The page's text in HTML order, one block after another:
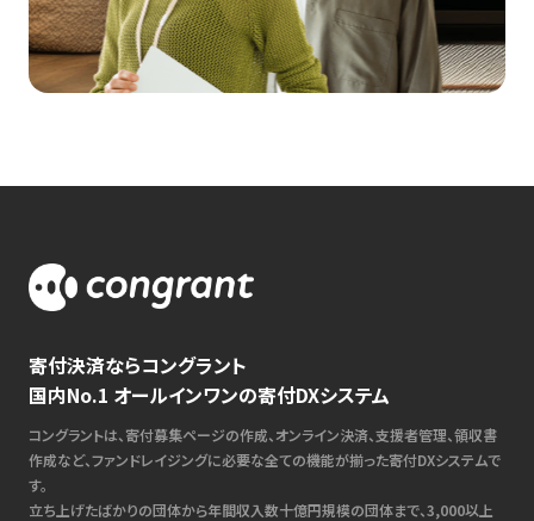
寄付決済ならコングラント
国内No.1 オールインワンの寄付DXシステム
コングラントは、寄付募集ページの作成、オンライン決済、支援者管理、領収書
作成など、ファンドレイジングに必要な全ての機能が揃った寄付DXシステムで
す。
立ち上げたばかりの団体から年間収入数十億円規模の団体まで、3,000以上